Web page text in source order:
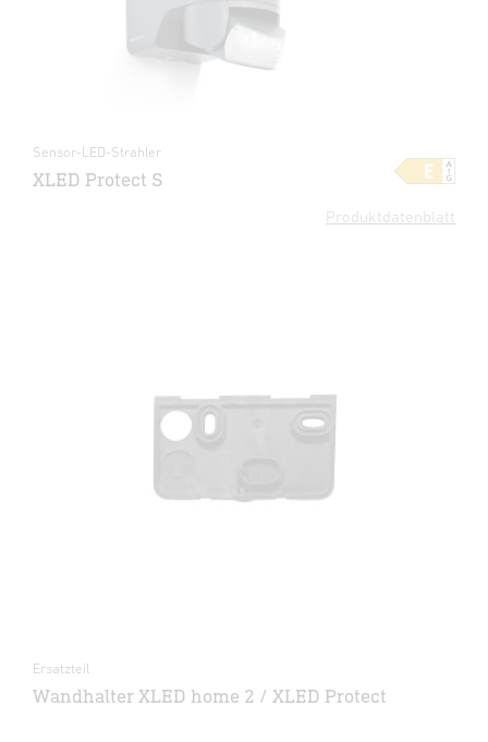
Produktdatenblatt
Sensor-LED-Strahler
XLED Protect S
Ersatzteil
Wandhalter XLED home 2 / XLED Protect